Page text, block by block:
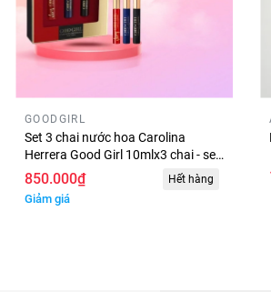
GOODGIRL
Set 3 chai nước hoa Carolina
Herrera Good Girl 10mlx3 chai - set
3 chai nước hoa Carolina New York
850.000₫ Hết hàng
Giảm giá